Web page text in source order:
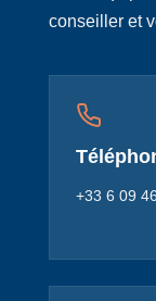
conseiller et
+33 6 09